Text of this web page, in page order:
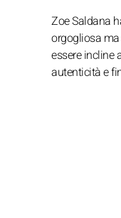
Zoe Saldana
orgogliosa
essere incline
autenticità e